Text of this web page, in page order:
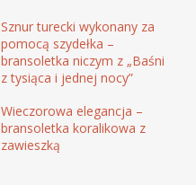
Sznur turecki wykonany za
pomocą szydełka –
bransoletka niczym z „Baśni
z tysiąca i jednej nocy”
Wieczorowa elegancja –
bransoletka koralikowa z
zawieszką